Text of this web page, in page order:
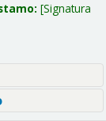
Signatura